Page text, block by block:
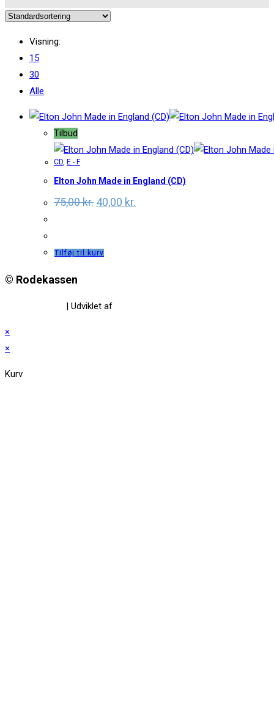
Visning:
15
30
Alle
Tilbud
CD, E - F
Elton John Made in England (CD)
75,00kr. Original
price
40,00 kr.
price
Tilføj til kurv
© Rodekassen
| Udviklet af
×
×
Kurv